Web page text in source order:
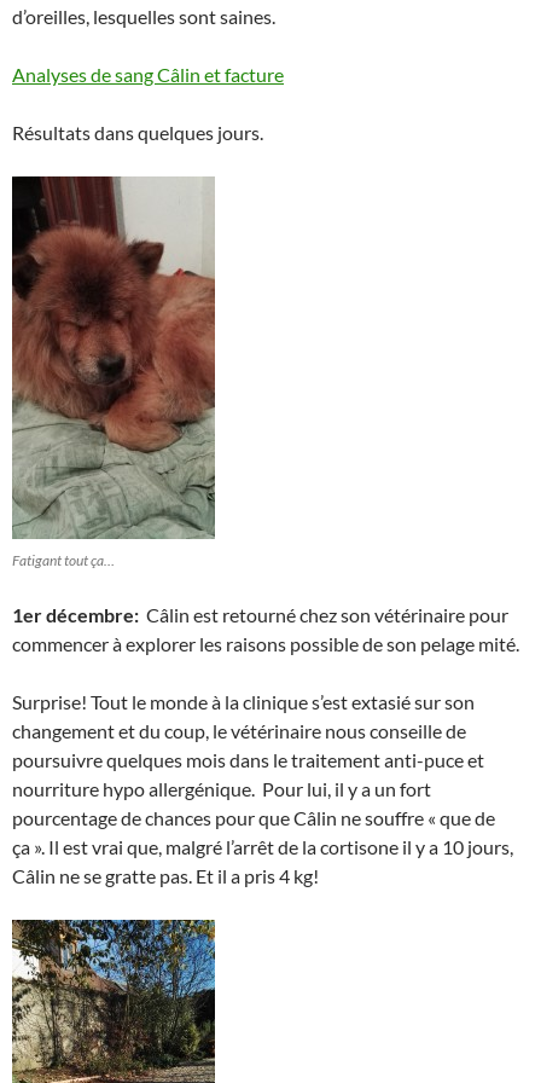
d’oreilles, lesquelles sont saines.
Analyses de sang Câlin et facture
Résultats dans quelques jours.
Fatigant tout ça…
1er décembre: Câlin est retourné chez son vétérinaire pour
commencer à explorer les raisons possible de son pelage mité.
Surprise! Tout le monde à la clinique s’est extasié sur son
changement et du coup, le vétérinaire nous conseille de
poursuivre quelques mois dans le traitement anti-puce et
nourriture hypo allergénique. Pour lui, il y a un fort
pourcentage de chances pour que Câlin ne souffre « que de
ça ». Il est vrai que, malgré l’arrêt de la cortisone il y a 10 jours,
Câlin ne se gratte pas. Et il a pris 4 kg!